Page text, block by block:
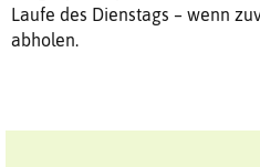
Laufe des Dienstags – wenn
abholen.